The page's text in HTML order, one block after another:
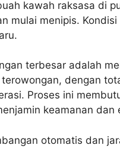
kawah raksasa di
mulai menipis.
terbesar adalah
dengan
Proses ini
keamanan
otomatis dan